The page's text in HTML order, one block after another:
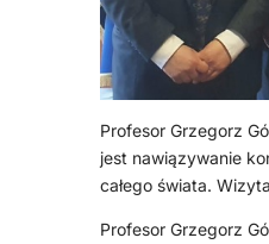
Profesor Grzegorz
jest nawiązywanie
całego świata.
Profesor Grzegorz